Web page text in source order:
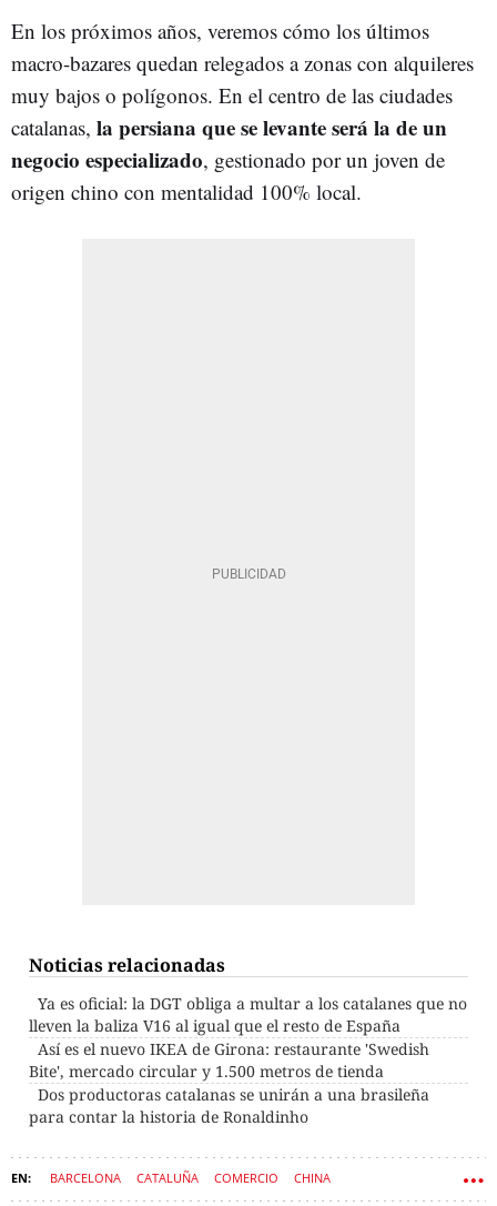
En los próximos años, veremos cómo los últimos
macro-bazares quedan relegados a zonas con alquileres
muy bajos o polígonos. En el centro de las ciudades
catalanas, la persiana que se levante será la de un
negocio especializado, gestionado por un joven de
origen chino con mentalidad 100% local.
Noticias relacionadas
Ya es oficial: la DGT obliga a multar a los catalanes que no
lleven la baliza V16 al igual que el resto de España
Así es el nuevo IKEA de Girona: restaurante 'Swedish
Bite', mercado circular y 1.500 metros de tienda
Dos productoras catalanas se unirán a una brasileña
para contar la historia de Ronaldinho
BARCELONA CATALUÑA COMERCIO CHINA